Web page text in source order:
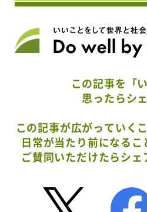
この記事を「
思ったらシ
この記事が広がっていく
日常が当たり前になるこ
ご賛同いただけたらシェ